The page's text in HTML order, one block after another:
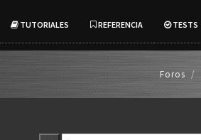
TUTORIALES REFERENCIA TESTS
Foros